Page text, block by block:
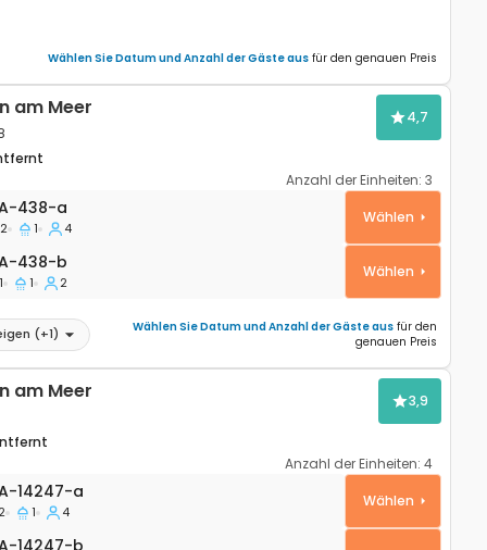
Wählen Sie Datum und Anzahl der Gäste aus für den genauen Preis
am Meer 4,7
Anzahl der Einheiten: 3
Veli Rat, Dugi otok A-438-a
438-a
2 1 4
Wählen
438-b
438-b
1 1 2
Wählen
(+1) Wählen Sie Datum und Anzahl der Gäste aus für den
genauen Preis
am Meer 3,9
Anzahl der Einheiten: 4
Barbat, Rab A-14247-a
14247-a
2 1 4
Wählen
14247-b
A-14247-b